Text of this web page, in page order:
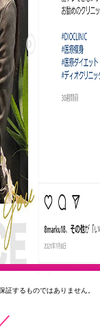
するものではありません。